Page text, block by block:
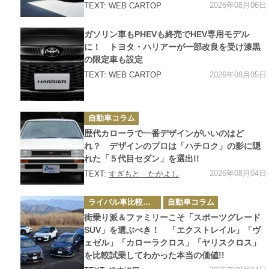
TEXT: WEB CARTOP 2026年08月06日
カ
テ
ゴ
リ
ー
ガソリン車もPHEVも終売でHEV専用モデル
に！ トヨタ・ハリアーが一部改良を受け漆黒
の限定車も設定
TEXT: WEB CARTOP 2026年08月05日
カ
テ
ゴ
リ
ー
自動車コラム
歴代カローラで一番デザインがいいのはど
れ？ デザインのプロは「ハチロク」の影に隠
れた「５代目セダン」を選出!!
TEXT:すぎもと たかよし 2026年08月04日
カ
テ
ゴ
リ
ー
ライバル車比較テスト 自動車コラム
街乗り派＆ファミリーこそ「スポーツグレード
SUV」を選ぶべき！ 「エクストレイル」「ヴ
ェゼル」「カローラクロス」「ヤリスクロス」
を比較試乗してわかった本当の価値!!